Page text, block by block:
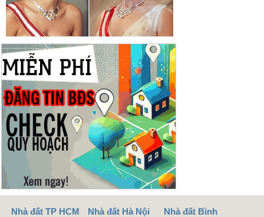
Nhà đất TP HCM Nhà đất Hà Nội
Nhà đất Bình